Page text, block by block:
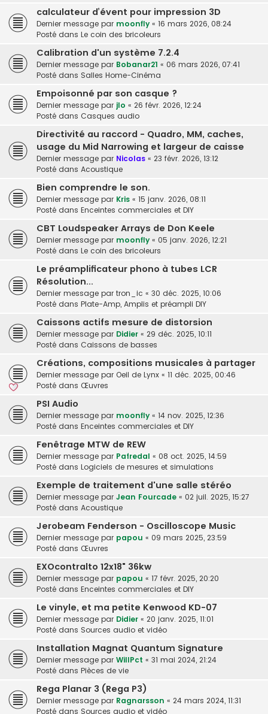
calculateur d’évent pour impression 3D
Dernier message par moonfly « 16 mars 2026, 08:24
Posté dans Le coin des bricoleurs
Calibration d'un système 7.2.4
Dernier message par Bobanar21 « 06 mars 2026, 07:41
Posté dans Salles Home-Cinéma
Empoisonné par son casque ?
Dernier message par jlo « 26 févr. 2026, 12:24
Posté dans Casques audio
Directivité au raccord - Quadro, MM, caches,
usage du Mid Narrowing et largeur de caisse
Dernier message par Nicolas « 23 févr. 2026, 13:12
Posté dans Acoustique
Bien comprendre le son.
Dernier message par Kris « 15 janv. 2026, 08:11
Posté dans Enceintes commerciales et DIY
CBT Loudspeaker Arrays de Don Keele
Dernier message par moonfly « 05 janv. 2026, 12:21
Posté dans Le coin des bricoleurs
Le préamplificateur phono à tubes LCR
Résolution...
Dernier message par tron_ic « 30 déc. 2025, 10:06
Posté dans Plate-Amp, Amplis et préampli DIY
Caissons actifs mesure de distorsion
Dernier message par Didier « 29 déc. 2025, 10:11
Posté dans Caissons de basses
Créations, compositions musicales à partager
Dernier message par Oeil de Lynx « 11 déc. 2025, 00:46
Posté dans Œuvres
PSI Audio
Dernier message par moonfly « 14 nov. 2025, 12:36
Posté dans Enceintes commerciales et DIY
Fenêtrage MTW de REW
Dernier message par Pafredal « 08 oct. 2025, 14:59
Posté dans Logiciels de mesures et simulations
Exemple de traitement d'une salle stéréo
Dernier message par Jean Fourcade « 02 juil. 2025, 15:27
Posté dans Acoustique
Jerobeam Fenderson - Oscilloscope Music
Dernier message par papou « 09 mars 2025, 23:59
Posté dans Œuvres
EXOcontralto 12x18" 36kw
Dernier message par papou « 17 févr. 2025, 20:20
Posté dans Enceintes commerciales et DIY
Le vinyle, et ma petite Kenwood KD-07
Dernier message par Didier « 20 janv. 2025, 11:01
Posté dans Sources audio et vidéo
Installation Magnat Quantum Signature
Dernier message par WillPct « 31 mai 2024, 21:24
Posté dans Pièces de vie
Rega Planar 3 (Rega P3)
Dernier message par Ragnarsson « 24 mars 2024, 11:31
Posté dans Sources audio et vidéo